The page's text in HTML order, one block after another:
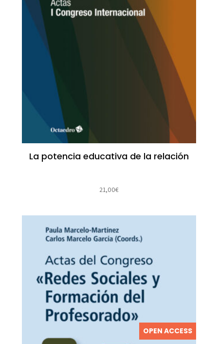
La potencia educativa de la relación
21,00€
OPEN ACCESS